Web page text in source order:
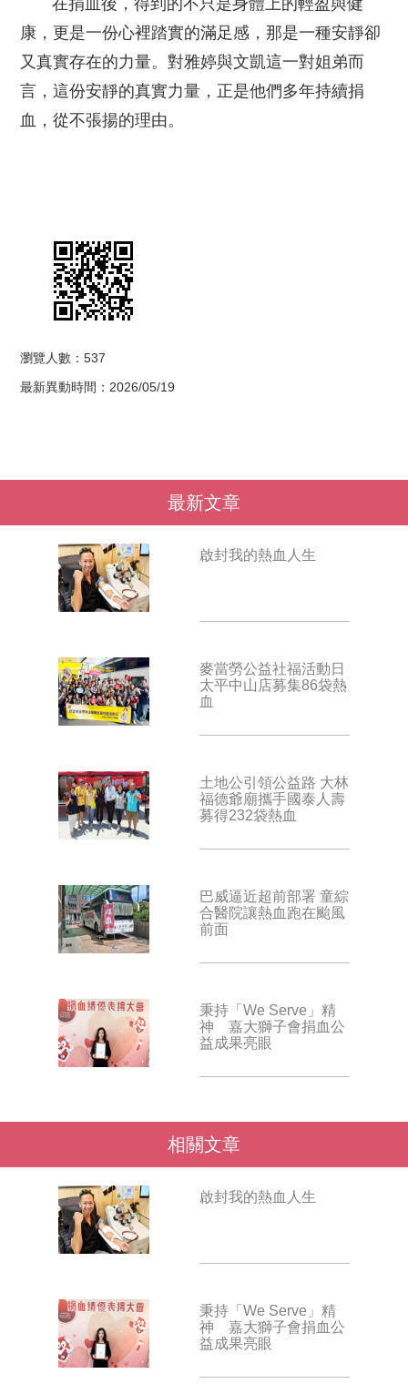
在捐血後，得到的不只是身體上的輕盈與健
康，更是一份心裡踏實的滿足感，那是一種安靜卻
又真實存在的力量。對雅婷與文凱這一對姐弟而
言，這份安靜的真實力量，正是他們多年持續捐
血，從不張揚的理由。
瀏覽人數：537
最新異動時間：2026/05/19
最新文章
啟封我的熱血人生
麥當勞公益社福活動日
太平中山店募集86袋熱
血
土地公引領公益路 大林
福德爺廟攜手國泰人壽
募得232袋熱血
巴威逼近超前部署 童綜
合醫院讓熱血跑在颱風
前面
秉持「We Serve」精
神 嘉大獅子會捐血公
益成果亮眼
相關文章
啟封我的熱血人生
秉持「We Serve」精
神 嘉大獅子會捐血公
益成果亮眼